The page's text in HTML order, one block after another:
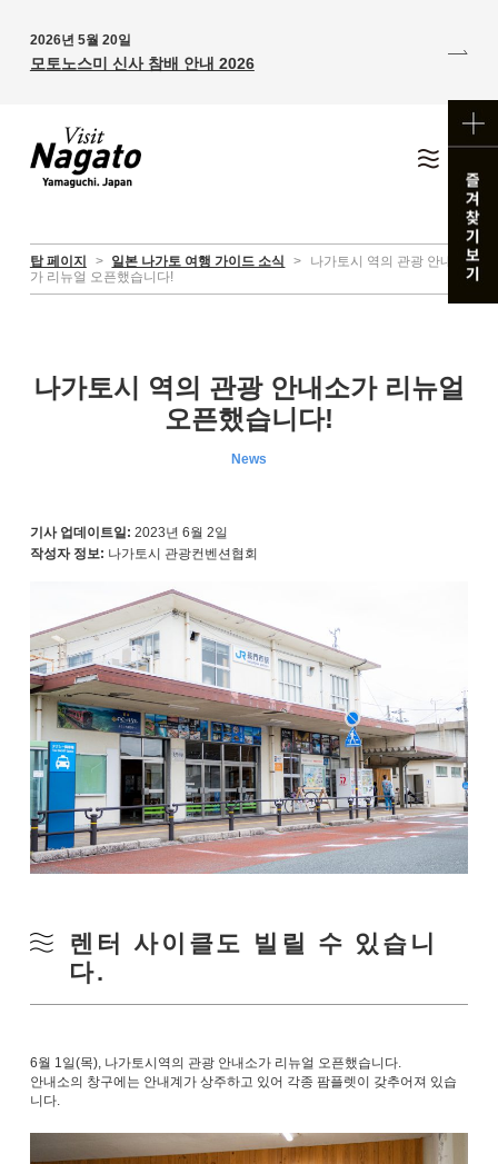
2026년 5월 20일
모토노스미 신사 참배 안내 2026
탑 페이지 > 일본 나가토 여행 가이드 소식 >
나가토시 역의 관광 안내소
가 리뉴얼 오픈했습니다!
나가토시 역의 관광 안내소가 리뉴얼
오픈했습니다!
News
기사 업데이트일: 2023년 6월 2일
작성자 정보: 나가토시 관광컨벤션협회
렌터 사이클도 빌릴 수 있습니
다.
6월 1일(목), 나가토시역의 관광 안내소가 리뉴얼 오픈했습니다.
안내소의 창구에는 안내계가 상주하고 있어 각종 팜플렛이 갖추어져 있습
니다.